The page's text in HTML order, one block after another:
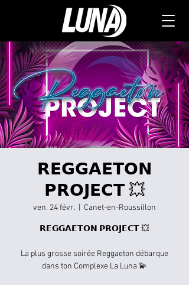
𝗥𝗘𝗚𝗚𝗔𝗘𝗧𝗢𝗡
𝗣𝗥𝗢𝗝𝗘𝗖𝗧 💥
ven. 24 févr. Canet-en-Roussillon
𝗥𝗘𝗚𝗚𝗔𝗘𝗧𝗢𝗡 𝗣𝗥𝗢𝗝𝗘𝗖𝗧 💥
La plus grosse soirée Reggaeton débarque
dans ton Complexe La Luna 💫